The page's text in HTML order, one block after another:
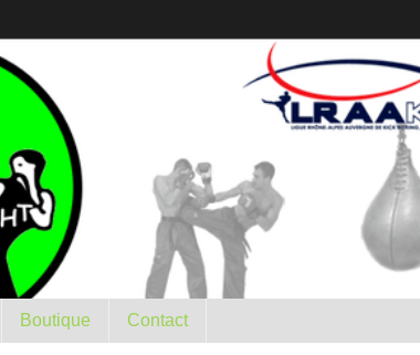
Boutique Contact